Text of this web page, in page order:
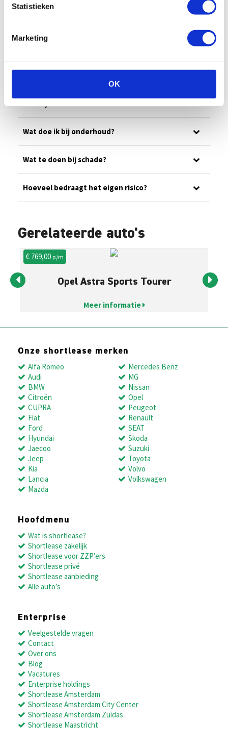
Statistieken
Marketing
OK
Wat doe ik bij onderhoud?
Wat te doen bij schade?
Hoeveel bedraagt het eigen risico?
Gerelateerde auto's
€ 769,00p/m
Opel Astra Sports Tourer
Meer informatie
Onze shortlease merken
Alfa Romeo
Audi
BMW
Citroën
CUPRA
Fiat
Ford
Hyundai
Jaecoo
Jeep
Kia
Lancia
Mazda
Mercedes Benz
MG
Nissan
Opel
Peugeot
Renault
SEAT
Skoda
Suzuki
Toyota
Volvo
Volkswagen
Hoofdmenu
Wat is shortlease?
Shortlease zakelijk
Shortlease voor ZZP’ers
Shortlease privé
Shortlease aanbieding
Alle auto’s
Enterprise
Veelgestelde vragen
Contact
Over ons
Blog
Vacatures
Enterprise holdings
Shortlease Amsterdam
Shortlease Amsterdam City Center
Shortlease Amsterdam Zuidas
Shortlease Maastricht